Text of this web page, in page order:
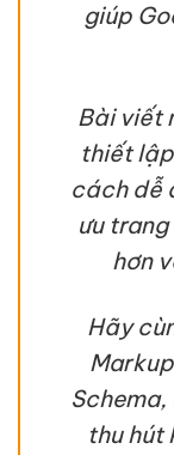
giúp
Bài viết
thiết
cách dễ
ưu
hơn
Hãy
thu hút